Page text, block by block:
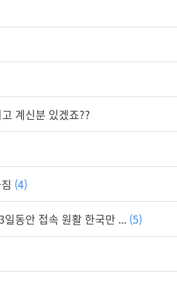
계신분 있겠죠??
(4)
동안 접속 원활 한국만 ... (5)